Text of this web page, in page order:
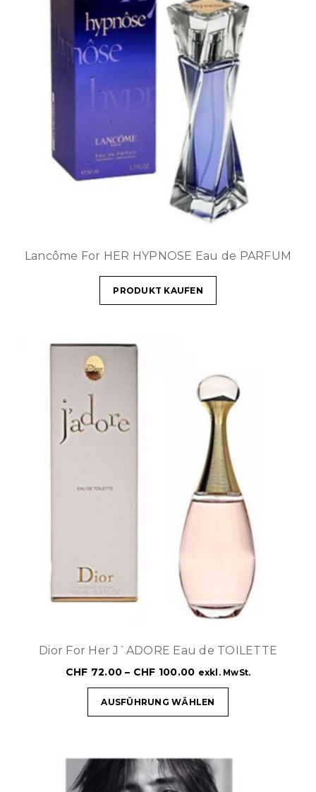
Lancôme For HER HYPNOSE Eau de PARFUM
PRODUKT KAUFEN
Dior For Her J`ADORE Eau de TOILETTE
CHF 72.00 – CHF 100.00 exkl. MwSt.
AUSFÜHRUNG WÄHLEN